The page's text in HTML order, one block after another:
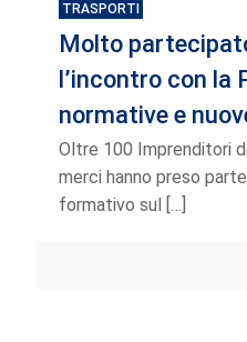
TRASPORTI
Molto
l’incontro con la
normative e
Oltre 100 Imprenditori
merci hanno preso
formativo sul […]